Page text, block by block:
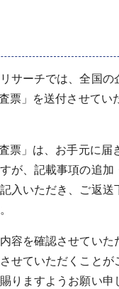
導入事例
よくあるご質問
English
サーチでは、全国の
票」を送付させてい
票」は、お手元に届
が、記載事項の追加
入いただき、ご返送
容を確認させていた
せていただくことが
りますようお願い申